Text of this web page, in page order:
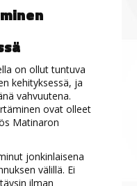
on ollut tuntuva
kehityksessä, ja
vahvuutena.
ovat olleet
Matinaron
jonkinlaisena
välillä. Ei
ilman